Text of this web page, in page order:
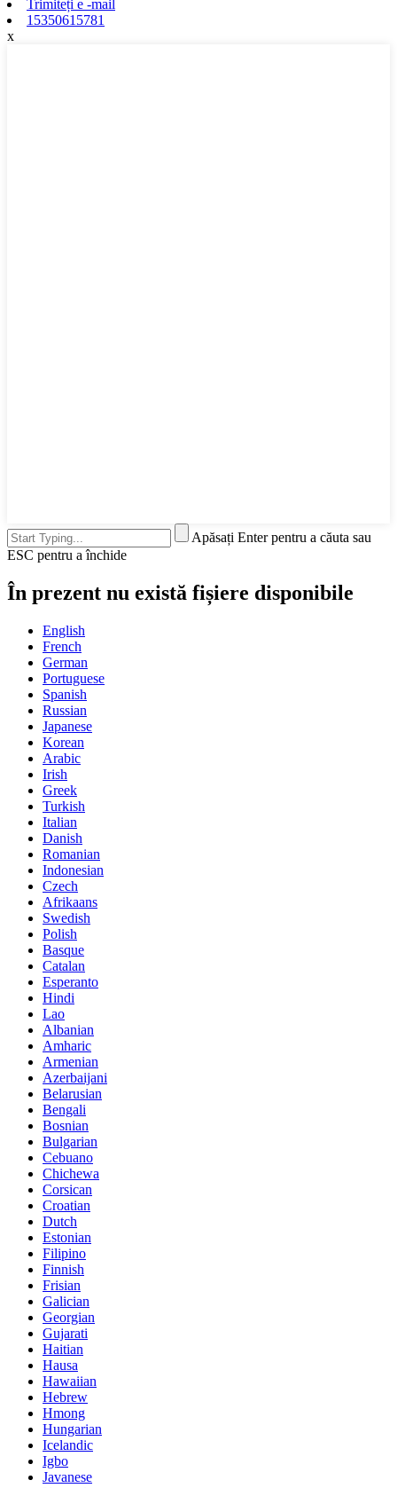
Trimiteți e -mail
15350615781
x
Apăsați Enter pentru a căuta sau
ESC pentru a închide
În prezent nu există fișiere disponibile
English
French
German
Portuguese
Spanish
Russian
Japanese
Korean
Arabic
Irish
Greek
Turkish
Italian
Danish
Romanian
Indonesian
Czech
Afrikaans
Swedish
Polish
Basque
Catalan
Esperanto
Hindi
Lao
Albanian
Amharic
Armenian
Azerbaijani
Belarusian
Bengali
Bosnian
Bulgarian
Cebuano
Chichewa
Corsican
Croatian
Dutch
Estonian
Filipino
Finnish
Frisian
Galician
Georgian
Gujarati
Haitian
Hausa
Hawaiian
Hebrew
Hmong
Hungarian
Icelandic
Igbo
Javanese